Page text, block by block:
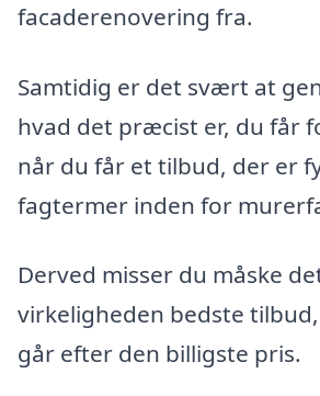
facaderenovering fra.
Samtidig er det svært at
hvad det præcist er, du får
når du får et tilbud, der er
fagtermer inden for
Derved misser du måske
virkeligheden bedste
går efter den billigste pris.